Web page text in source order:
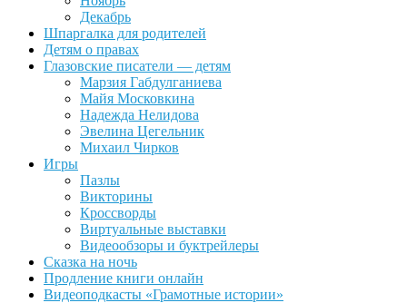
Декабрь
Шпаргалка для родителей
Детям о правах
Глазовские писатели — детям
Марзия Габдулганиева
Майя Московкина
Надежда Нелидова
Эвелина Цегельник
Михаил Чирков
Игры
Пазлы
Викторины
Кроссворды
Виртуальные выставки
Видеообзоры и буктрейлеры
Сказка на ночь
Продление книги онлайн
Видеоподкасты «Грамотные истории»